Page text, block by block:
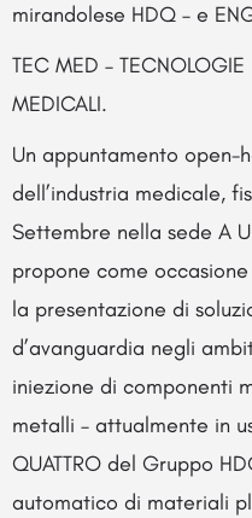
mirandolese HDQ – e
TEC MED – TECNOLOGIE
MEDICALI.
Un appuntamento open-
dell’industria medicale,
Settembre nella sede A
propone come
la presentazione di
d’avanguardia negli
iniezione di componenti
metalli – attualmente in
QUATTRO del Gruppo
automatico di materiali